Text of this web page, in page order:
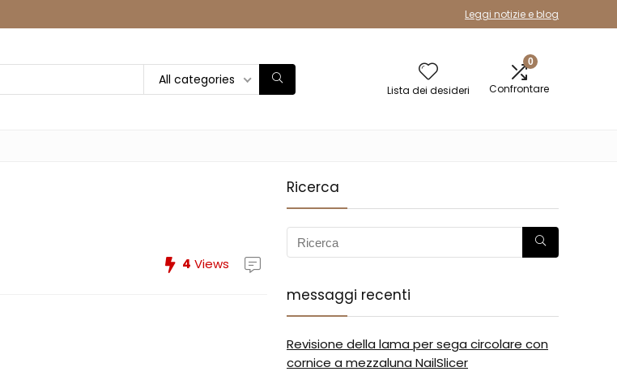
Leggi notizie e blog
All categories
Lista dei desideri
0
Confrontare
4 Views
Ricerca
messaggi recenti
Revisione della lama per sega circolare con
cornice a mezzaluna NailSlicer